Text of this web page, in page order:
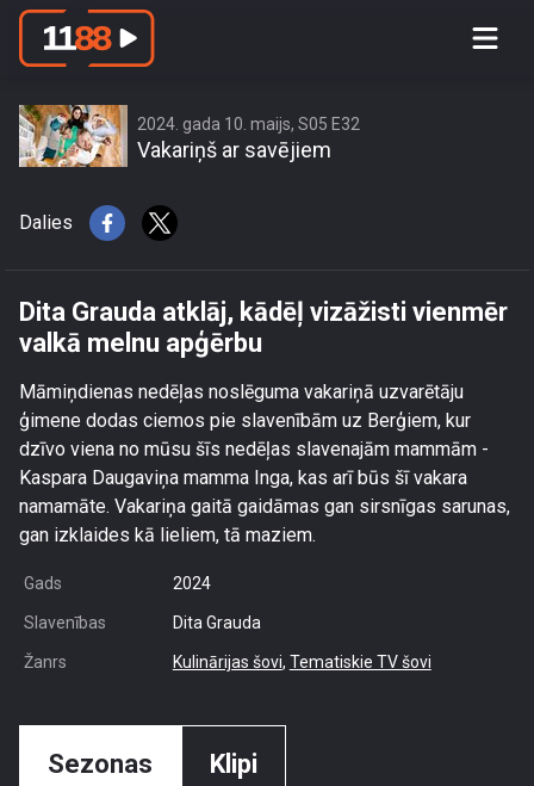
Dita Grauda atklāj, kādēļ vizāžisti
2024. gada 10. maijs, S05 E32
Vakariņš ar savējiem
Dalies
Dita Grauda atklāj, kādēļ vizāžisti vienmēr
valkā melnu apģērbu
Māmiņdienas nedēļas noslēguma vakariņā uzvarētāju
ģimene dodas ciemos pie slavenībām uz Berģiem, kur
dzīvo viena no mūsu šīs nedēļas slavenajām mammām -
Kaspara Daugaviņa mamma Inga, kas arī būs šī vakara
namamāte. Vakariņa gaitā gaidāmas gan sirsnīgas sarunas,
gan izklaides kā lieliem, tā maziem.
Gads 2024
Slavenības Dita Grauda
Žanrs Kulinārijas šovi, Tematiskie TV šovi
Sezonas Klipi